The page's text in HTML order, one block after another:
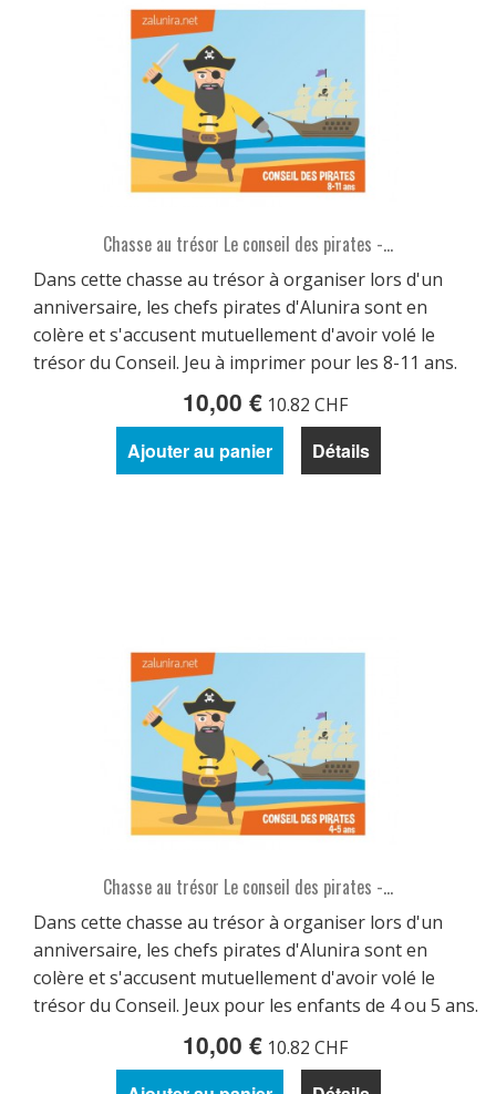
Chasse au trésor Le conseil des pirates -...
Dans cette chasse au trésor à organiser lors d'un
anniversaire, les chefs pirates d'Alunira sont en
colère et s'accusent mutuellement d'avoir volé le
trésor du Conseil. Jeu à imprimer pour les 8-11 ans.
10,00 € 10.82 CHF
Ajouter au panier Détails
Chasse au trésor Le conseil des pirates -...
Dans cette chasse au trésor à organiser lors d'un
anniversaire, les chefs pirates d'Alunira sont en
colère et s'accusent mutuellement d'avoir volé le
trésor du Conseil. Jeux pour les enfants de 4 ou 5 ans.
10,00 € 10.82 CHF